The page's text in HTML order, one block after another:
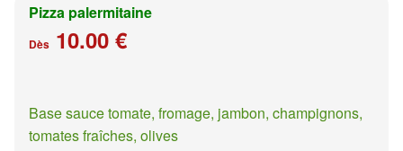
Pizza palermitaine
Dès 10.00 €
Base sauce tomate, fromage, jambon, champignons,
tomates fraîches, olives